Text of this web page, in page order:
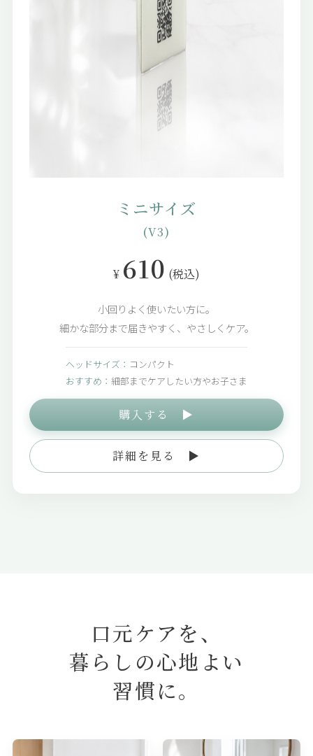
ミニサイズ
(V3)
¥ 610 (税込)
小回りよく使いたい方に。
細かな部分まで届きやすく、やさしくケア。
ヘッドサイズ： コンパクト
おすすめ： 細部までケアしたい方やお子さま
購入する ▶
詳細を見る ▶
口元ケアを、
暮らしの心地よい
習慣に。